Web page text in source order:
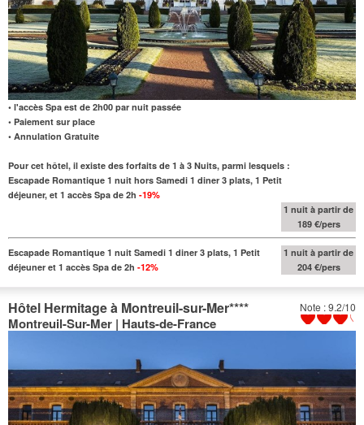
• l'accès Spa est de 2h00 par nuit passée
• Paiement sur place
• Annulation Gratuite
Pour cet hôtel, il existe des forfaits de 1 à 3 Nuits, parmi lesquels :
Escapade Romantique 1 nuit hors Samedi 1 diner 3 plats, 1 Petit
déjeuner, et 1 accès Spa de 2h -19%
1 nuit à partir de
189 €/pers
Escapade Romantique 1 nuit Samedi 1 diner 3 plats, 1 Petit
déjeuner et 1 accès Spa de 2h -12%
1 nuit à partir de
204 €/pers
Note : 9.2/10
Hôtel Hermitage à Montreuil-sur-Mer****
Montreuil-Sur-Mer | Hauts-de-France